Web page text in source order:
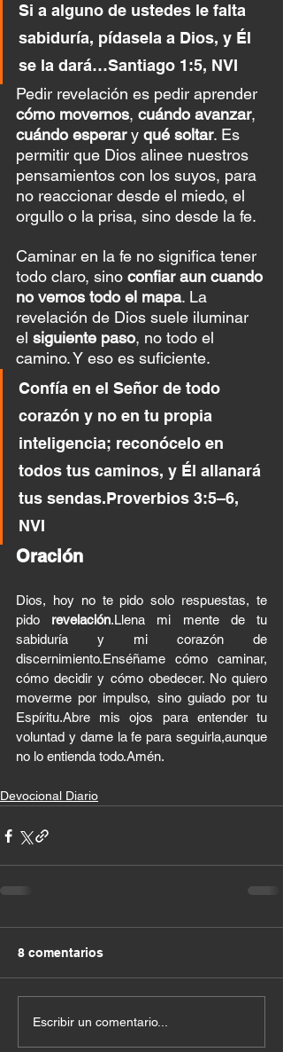
Si a alguno de ustedes le falta
sabiduría, pídasela a Dios, y Él
se la dará…Santiago 1:5, NVI
Pedir revelación es pedir aprender
cómo movernos, cuándo avanzar,
cuándo esperar y qué soltar. Es
permitir que Dios alinee nuestros
pensamientos con los suyos, para
no reaccionar desde el miedo, el
orgullo o la prisa, sino desde la fe.
Caminar en la fe no significa tener
todo claro, sino confiar aun cuando
no vemos todo el mapa. La
revelación de Dios suele iluminar
el siguiente paso, no todo el
camino. Y eso es suficiente.
Confía en el Señor de todo
corazón y no en tu propia
inteligencia; reconócelo en
todos tus caminos, y Él allanará
tus sendas.Proverbios 3:5–6,
NVI
Oración
Dios, hoy no te pido solo respuestas, te
pido revelación.Llena mi mente de tu
sabiduría y mi corazón de
discernimiento.Enséñame cómo caminar,
cómo decidir y cómo obedecer. No quiero
moverme por impulso, sino guiado por tu
Espíritu.Abre mis ojos para entender tu
voluntad y dame la fe para seguirla,aunque
no lo entienda todo.Amén.
Devocional Diario
8 comentarios
Escribir un comentario...